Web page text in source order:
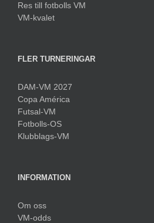
Res till fotbolls VM
VM-kvalet
FLER TURNERINGAR
DAM-VM 2027
Copa América
Futsal-VM
Fotbolls-OS
Klubblags-VM
INFORMATION
Om oss
VM-odds